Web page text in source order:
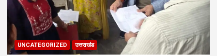
UNCATEGORIZED उत्तराखंड